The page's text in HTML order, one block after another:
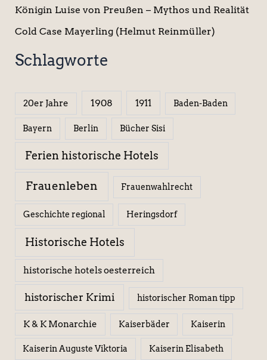
Königin Luise von Preußen – Mythos und Realität
Cold Case Mayerling (Helmut Reinmüller)
Schlagworte
20er Jahre 1908 1911 Baden-Baden
Bayern Berlin Bücher Sisi
Ferien historische Hotels
Frauenleben Frauenwahlrecht
Geschichte regional Heringsdorf
Historische Hotels
historische hotels oesterreich
historischer Krimi historischer Roman tipp
K & K Monarchie Kaiserbäder Kaiserin
Kaiserin Auguste Viktoria Kaiserin Elisabeth